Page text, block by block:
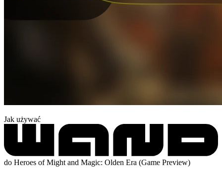
Jak używać
do Heroes of Might and Magic: Olden Era (Game Preview)